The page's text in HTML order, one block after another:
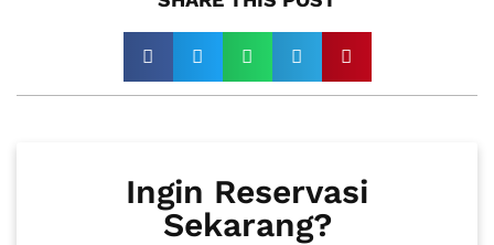
Ingin Reservasi
Sekarang?